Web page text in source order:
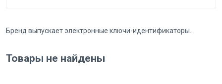
Бренд выпускает электронные ключи-идентификаторы.
Товары не найдены